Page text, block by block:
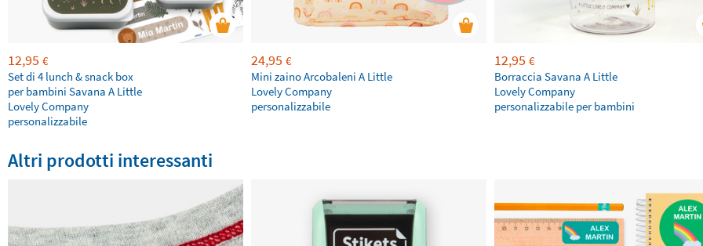
12,95 €
Set di 4 lunch & snack box
per bambini Savana A Little
Lovely Company
personalizzabile
24,95 €
Mini zaino Arcobaleni A Little
Lovely Company
personalizzabile
12,95 €
Borraccia Savana A Little
Lovely Company
personalizzabile per bambini
Altri prodotti interessanti